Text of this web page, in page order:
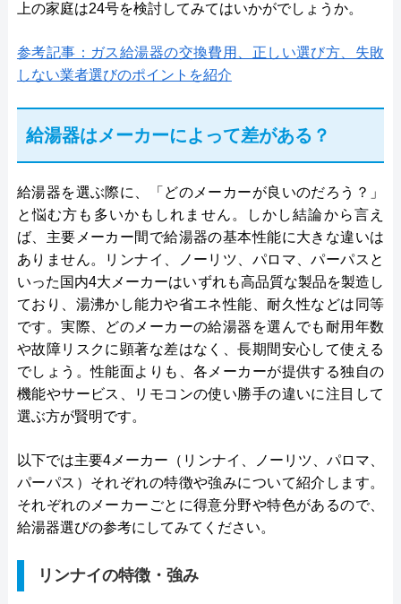
上の家庭は24号を検討してみてはいかがでしょうか。
参考記事：ガス給湯器の交換費用、正しい選び方、失敗
しない業者選びのポイントを紹介
給湯器はメーカーによって差がある？
給湯器を選ぶ際に、「どのメーカーが良いのだろう？」
と悩む方も多いかもしれません。しかし結論から言え
ば、主要メーカー間で給湯器の基本性能に大きな違いは
ありません。リンナイ、ノーリツ、パロマ、パーパスと
いった国内4大メーカーはいずれも高品質な製品を製造し
ており、湯沸かし能力や省エネ性能、耐久性などは同等
です。実際、どのメーカーの給湯器を選んでも耐用年数
や故障リスクに顕著な差はなく、長期間安心して使える
でしょう。性能面よりも、各メーカーが提供する独自の
機能やサービス、リモコンの使い勝手の違いに注目して
選ぶ方が賢明です。
以下では主要4メーカー（リンナイ、ノーリツ、パロマ、
パーパス）それぞれの特徴や強みについて紹介します。
それぞれのメーカーごとに得意分野や特色があるので、
給湯器選びの参考にしてみてください。
リンナイの特徴・強み